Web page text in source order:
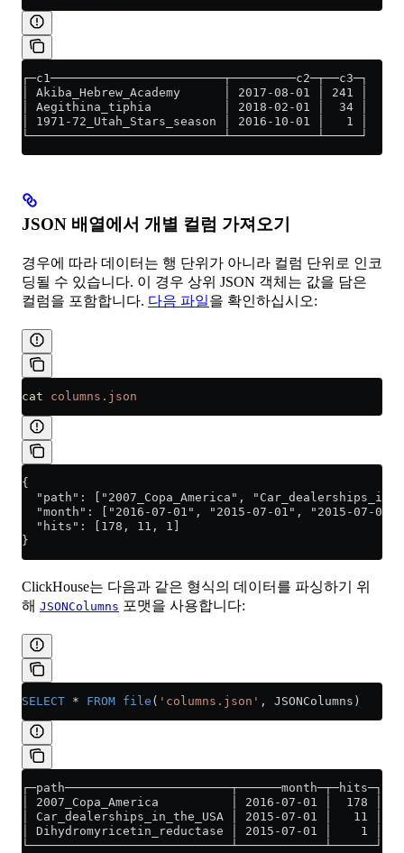
┌─c1────────────────────────┬─────────c2─┬──c3─┐
│ Akiba_Hebrew_Academy      │ 2017-08-01 │ 241 │
│ Aegithina_tiphia          │ 2018-02-01 │  34 │
│ 1971-72_Utah_Stars_season │ 2016-10-01 │   1 │
└───────────────────────────┴────────────┴─────┘
JSON 배열에서 개별 컬럼 가져오기
경우에 따라 데이터는 행 단위가 아니라 컬럼 단위로 인코
딩될 수 있습니다. 이 경우 상위 JSON 객체는 값을 담은
컬럼을 포함합니다. 다음 파일을 확인하십시오:
cat columns.json
{
"path": ["2007_Copa_America",
"month": ["2016-07-01", "2015-07-01", "2015-07-
  "hits": [178, 11, 1]
}
ClickHouse는 다음과 같은 형식의 데이터를 파싱하기 위
해 JSONColumns 포맷을 사용합니다:
SELECT * FROM file ( 'columns.json' , JSONColumns)
┌─path───────────────────────┬──────month─┬─hits─┐
│ 2007_Copa_America          │ 2016-07-01 │  178 │
│ Car_dealerships_in_the_USA │ 2015-07-01 │   11 │
│ Dihydromyricetin_reductase │ 2015-07-01 │    1 │
└────────────────────────────┴────────────┴──────┘